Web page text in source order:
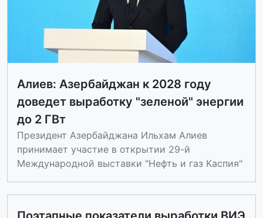
Алиев: Азербайджан к 2028 году
доведет выработку "зеленой" энергии
до 2 ГВт
Президент Азербайджана Ильхам Алиев
принимает участие в открытии 29-й
Международной выставки "Нефть и газ Каспия"